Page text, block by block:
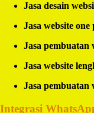
Jasa desain
Jasa website
Jasa pembuatan
Jasa website
Jasa pembuatan
Integrasi